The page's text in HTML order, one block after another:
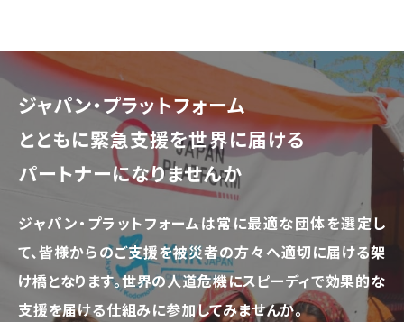
ジャパン・プラットフォーム
とともに緊急支援を世界に届ける
パートナーになりませんか
ジャパン・プラットフォームは常に最適な団体を選定し
て、皆様からのご支援を被災者の方々へ適切に届ける架
け橋となります。世界の人道危機にスピーディで効果的な
支援を届ける仕組みに参加してみませんか。